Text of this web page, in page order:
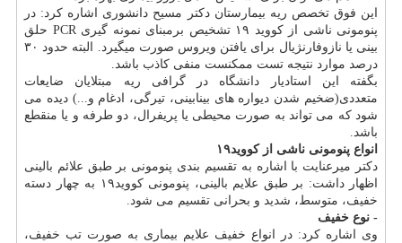
این فوق تخصص ریه بیمارستان دکتر مسیح دانشوری اشاره کرد: در
پنومونی ناشی از کووید ۱۹ تشخیص برمبنای نمونه گیری PCR حلق
بینی یا نازوفارنژیال برای یافتن ویروس صورت میگیرد. البته حدود ۳۰
درصد موارد نتیجه تست ممکنست منفی کاذب باشد.
بگفته این استادیار دانشگاه در گرافی ریه مبتلایان ضایعات
متعددی(ضخیم شدن دیواره های بینابینی، تیرگی، ادغام و...) دیده می
شود که می تواند به صورت محیطی یا پریفرال، دو طرفه و یا منقطع
باشد.
انواع پنومونی ناشی از کووید۱۹
دکتر میرعنایت با اشاره به تقسیم بندی پنومونی بر طبق علائم بالینی
اظهار داشت: بر طبق علایم بالینی، پنومونی کووید۱۹ به چهار دسته
خفیف، متوسط، شدید و بحرانی تقسیم می شود.
- نوع خفیف
وی اشاره کرد: در انواع خفیف علایم بیماری به صورت تب خفیف،